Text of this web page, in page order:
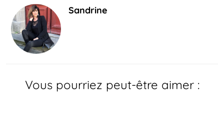
Sandrine
Vous pourriez peut-être aimer :